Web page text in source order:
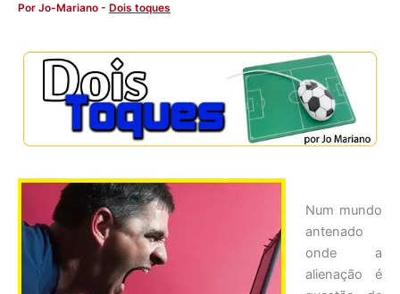
Por Jo-Mariano - Dois toques
Num mundo
antenado
onde a
alienação é